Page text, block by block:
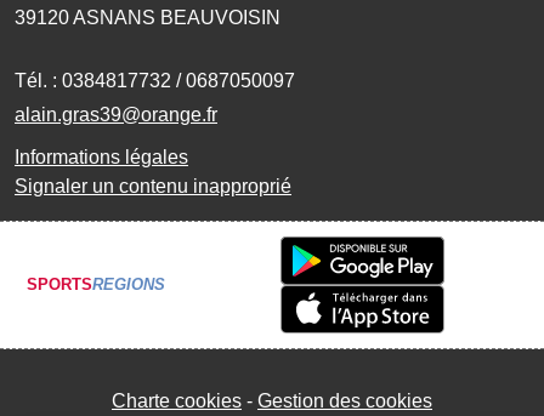
39120ASNANS BEAUVOISIN
Tél. : 0384817732 / 0687050097
alain.gras39@orange.fr
Informations légales
Signaler un contenu inapproprié
SPORTSREGIONS
Charte cookies Gestion des cookies